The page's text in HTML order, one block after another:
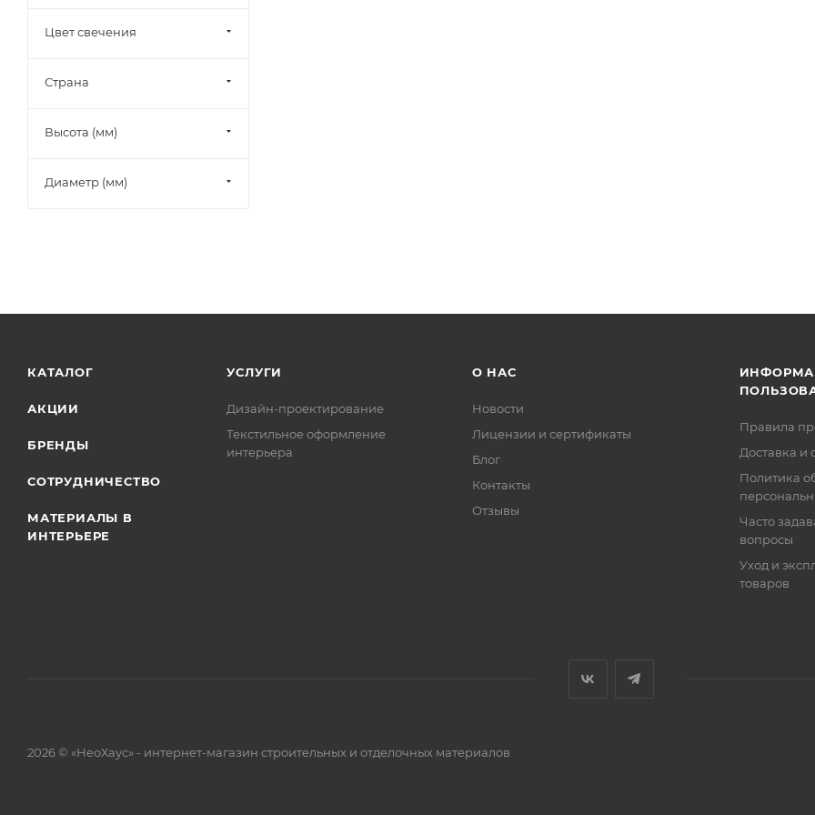
Цвет свечения
Страна
Высота (мм)
Диаметр (мм)
КАТАЛОГ
АКЦИИ
БРЕНДЫ
СОТРУДНИЧЕСТВО
МАТЕРИАЛЫ В
ИНТЕРЬЕРЕ
УСЛУГИ
Дизайн-проектирование
Текстильное оформление
интерьера
О НАС
Новости
Лицензии и сертификаты
Блог
Контакты
Отзывы
Правила
Доставка и
Политика
Часто
вопросы
Уход и
товаров
2026 © «НеоХаус» - интернет-магазин строительных и отделочных материалов